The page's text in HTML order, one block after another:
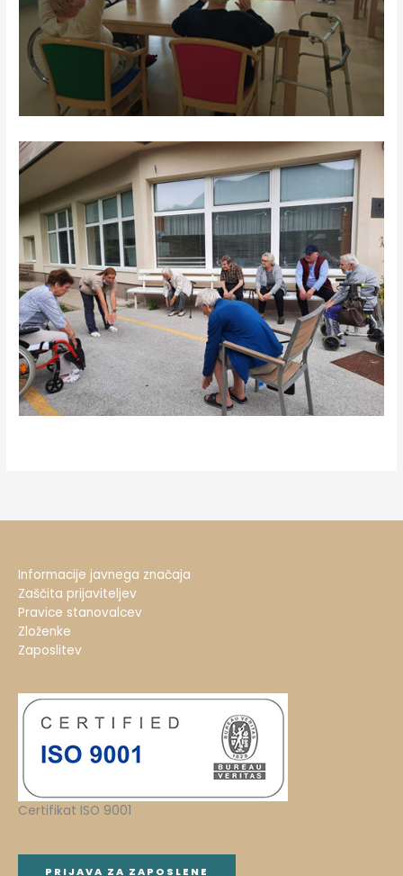
Informacije javnega značaja
Zaščita prijaviteljev
Pravice stanovalcev
Zloženke
Zaposlitev
Certifikat ISO 9001
PRIJAVA ZA ZAPOSLENE